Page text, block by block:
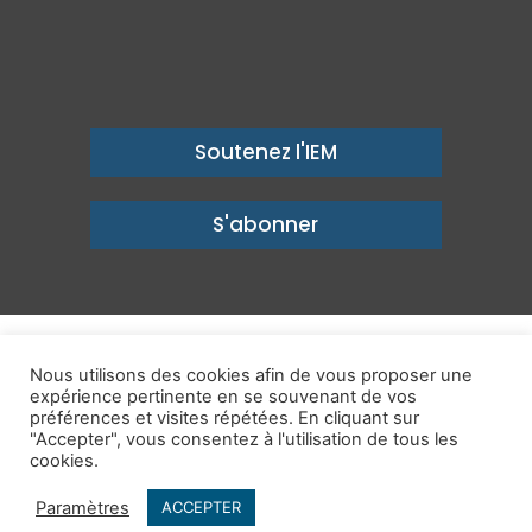
Soutenez l'IEM
S'abonner
un avenir prospère
Mentions légales-Politique de confidentialité-Contact
Publications
Nous utilisons des cookies afin de vous proposer une
expérience pertinente en se souvenant de vos
préférences et visites répétées. En cliquant sur
"Accepter", vous consentez à l'utilisation de tous les
cookies.
Paramètres ACCEPTER